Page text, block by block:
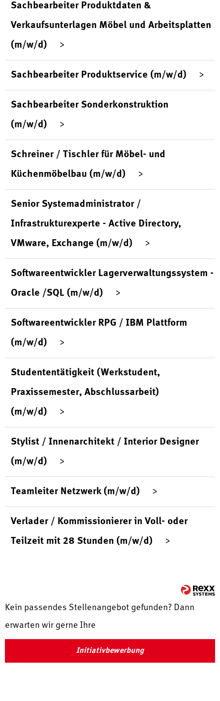
Sachbearbeiter Produktdaten &
Verkaufsunterlagen Möbel und Arbeitsplatten
(m/w/d)
Sachbearbeiter Produktservice (m/w/d)
Sachbearbeiter Sonderkonstruktion
(m/w/d)
Schreiner / Tischler für Möbel- und
Küchenmöbelbau (m/w/d)
Senior Systemadministrator /
Infrastrukturexperte - Active Directory,
VMware, Exchange (m/w/d)
Softwareentwickler Lagerverwaltungssystem -
Oracle /SQL (m/w/d)
Softwareentwickler RPG / IBM Plattform
(m/w/d)
Studententätigkeit (Werkstudent,
Praxissemester, Abschlussarbeit)
(m/w/d)
Stylist / Innenarchitekt / Interior Designer
(m/w/d)
Teamleiter Netzwerk (m/w/d)
Verlader / Kommissionierer in Voll- oder
Teilzeit mit 28 Stunden (m/w/d)
Kein passendes Stellenangebot gefunden? Dann
erwarten wir gerne Ihre
Initiativbewerbung